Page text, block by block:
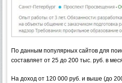
По данным популярных сайтов для
составляет от 25 до 200 тыс. руб. в
На доход от 120 000 руб. и выше (до